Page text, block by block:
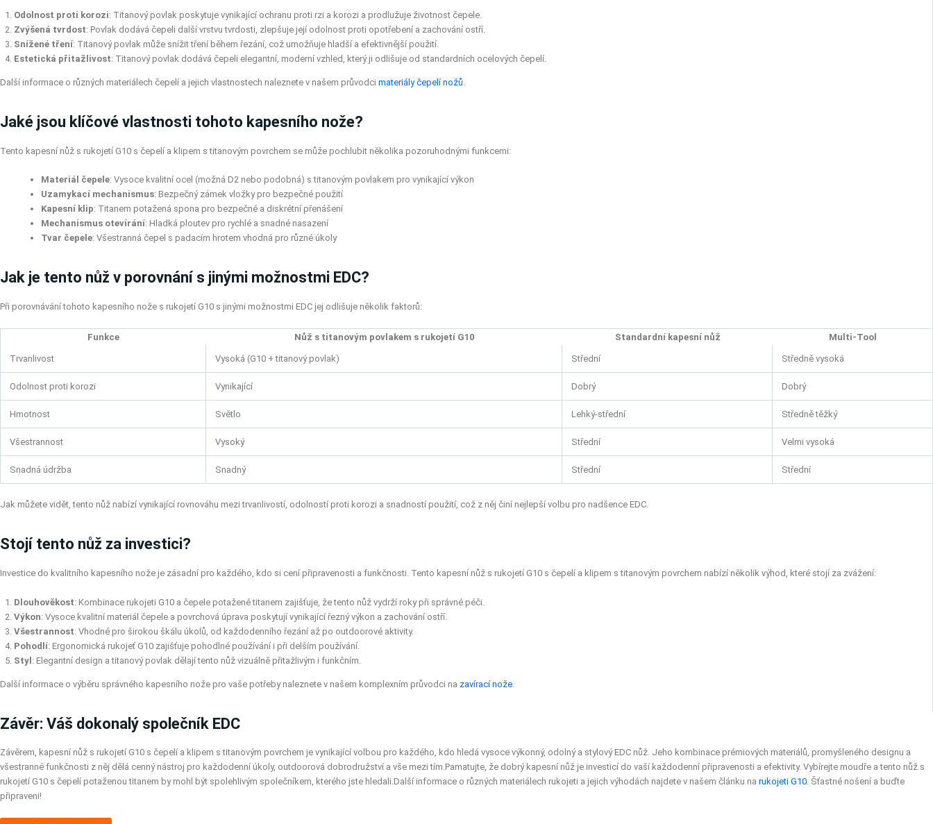
Odolnost proti korozi: Titanový povlak poskytuje vynikající ochranu proti rzi a korozi a prodlužuje životnost čepele.
Zvýšená tvrdost: Povlak dodává čepeli další vrstvu tvrdosti, zlepšuje její odolnost proti opotřebení a zachování ostří.
Snížené tření: Titanový povlak může snížit tření během řezání, což umožňuje hladší a efektivnější použití.
Estetická přitažlivost: Titanový povlak dodává čepeli elegantní, moderní vzhled, který ji odlišuje od standardních ocelových čepelí.
Další informace o různých materiálech čepelí a jejich vlastnostech naleznete v našem průvodci materiály čepelí nožů
Jaké jsou klíčové vlastnosti tohoto kapesního nože?
Tento kapesní nůž s rukojetí G10 s čepelí a klipem s titanovým povrchem se může pochlubit několika pozoruhodnými funkcemi:
Materiál čepele: Vysoce kvalitní ocel (možná D2 nebo podobná) s titanovým povlakem pro vynikající výkon
Uzamykací mechanismus: Bezpečný zámek vložky pro bezpečné použití
Kapesní klip: Titanem potažená spona pro bezpečné a diskrétní přenášení
Mechanismus otevírání: Hladká ploutev pro rychlé a snadné nasazení
Tvar čepele: Všestranná čepel s padacím hrotem vhodná pro různé úkoly
Jak je tento nůž v porovnání s jinými možnostmi EDC?
Při porovnávání tohoto kapesního nože s rukojetí G10 s jinými možnostmi EDC jej odlišuje několik faktorů:
Funkce Nůž s titanovým povlakem s rukojetí G10 Standardní kapesní nůž Multi-Tool
Trvanlivost Vysoká (G10 + titanový povlak) Střední Středně vysoká
Odolnost proti korozi Vynikající Dobrý Dobrý
Hmotnost Světlo Lehký-střední Středně těžký
Všestrannost Vysoký Střední Velmi vysoká
Snadná údržba Snadný Střední Střední
Jak můžete vidět, tento nůž nabízí vynikající rovnováhu mezi trvanlivostí, odolností proti korozi a snadností použití, což z něj činí nejlepší volbu pro nadšence EDC.
Stojí tento nůž za investici?
Investice do kvalitního kapesního nože je zásadní pro každého, kdo si cení připravenosti a funkčnosti. Tento kapesní nůž s rukojetí G10 s čepelí a klipem s titanovým povrchem nabízí několik výhod, které stojí za zvážení:
Dlouhověkost: Kombinace rukojeti G10 a čepele potažené titanem zajišťuje, že tento nůž vydrží roky při správné péči.
Výkon: Vysoce kvalitní materiál čepele a povrchová úprava poskytují vynikající řezný výkon a zachování ostří.
Všestrannost: Vhodné pro širokou škálu úkolů, od každodenního řezání až po outdoorové aktivity.
Pohodlí: Ergonomická rukojeť G10 zajišťuje pohodlné používání i při delším používání.
Styl: Elegantní design a titanový povlak dělají tento nůž vizuálně přitažlivým i funkčním.
Další informace o výběru správného kapesního nože pro vaše potřeby naleznete v našem komplexním průvodci na zavírací nože
Závěr: Váš dokonalý společník EDC
Závěrem, kapesní nůž s rukojetí G10 s čepelí a klipem s titanovým povrchem je vynikající volbou pro každého, kdo hledá vysoce výkonný, odolný a stylový EDC nůž. Jeho kombinace prémiových materiálů, promyšleného designu a
všestranné funkčnosti z něj dělá cenný nástroj pro každodenní úkoly, outdoorová dobrodružství a vše mezi tím.Pamatujte, že dobrý kapesní nůž je investicí do vaší každodenní připravenosti a efektivity. Vybírejte moudře a tento nůž s
rukojetí G10 s čepelí potaženou titanem by mohl být spolehlivým společníkem, kterého jste hledali.Další informace o různých materiálech rukojeti a jejich výhodách najdete v našem článku na rukojeti G10. Šťastné nošení a buďte
připraveni!